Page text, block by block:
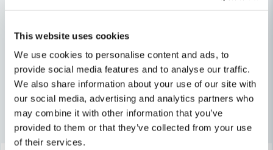
This website uses cookies
We use cookies to personalise content and ads, to
provide social media features and to analyse our traffic.
We also share information about your use of our site with
our social media, advertising and analytics partners who
may combine it with other information that you’ve
provided to them or that they’ve collected from your use
of their services.
email
Mejladress
Ja, ni får publicera min fråga
Maskin, Laser & Handverktyg
Handverktyg
Andra produkter i kategorin